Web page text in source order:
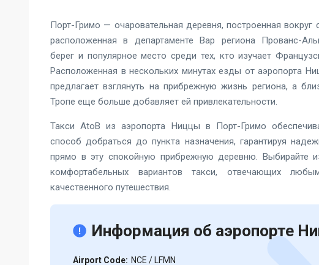
Порт-Гримо — очаровательная деревня, построенная вокруг
расположенная в департаменте Вар региона Прованс-
берег и популярное место среди тех, кто изучает
Расположенная в нескольких минутах езды от аэропорта
предлагает взглянуть на прибрежную жизнь региона, а
Тропе еще больше добавляет ей привлекательности.
Такси AtoB из аэропорта Ниццы в Порт-Гримо
способ добраться до пункта назначения, гарантируя
прямо в эту спокойную прибрежную деревню. Выбирайте
комфортабельных вариантов такси, отвечающих
качественного путешествия.
Информация об аэропорте
Airport Code: NCE / LFMN